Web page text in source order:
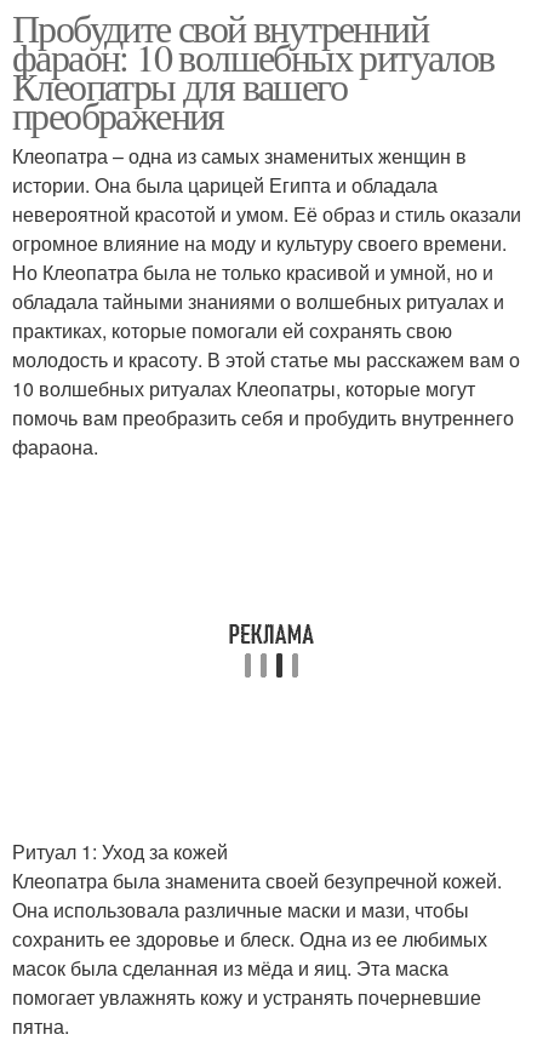
Пробудите свой внутренний
фараон: 10 волшебных ритуалов
Клеопатры для вашего
преображения
Клеопатра – одна из самых знаменитых женщин в
истории. Она была царицей Египта и обладала
невероятной красотой и умом. Её образ и стиль оказали
огромное влияние на моду и культуру своего времени.
Но Клеопатра была не только красивой и умной, но и
обладала тайными знаниями о волшебных ритуалах и
практиках, которые помогали ей сохранять свою
молодость и красоту. В этой статье мы расскажем вам о
10 волшебных ритуалах Клеопатры, которые могут
помочь вам преобразить себя и пробудить внутреннего
фараона.
Ритуал 1: Уход за кожей
Клеопатра была знаменита своей безупречной кожей.
Она использовала различные маски и мази, чтобы
сохранить ее здоровье и блеск. Одна из ее любимых
масок была сделанная из мёда и яиц. Эта маска
помогает увлажнять кожу и устранять почерневшие
пятна.